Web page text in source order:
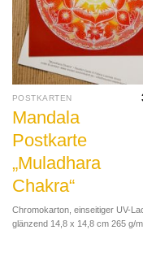
POSTKARTEN
Mandala
Postkarte
„Muladhara
Chakra“
Chromokarton, einseitiger UV-
glänzend 14,8 x 14,8 cm 265 g/